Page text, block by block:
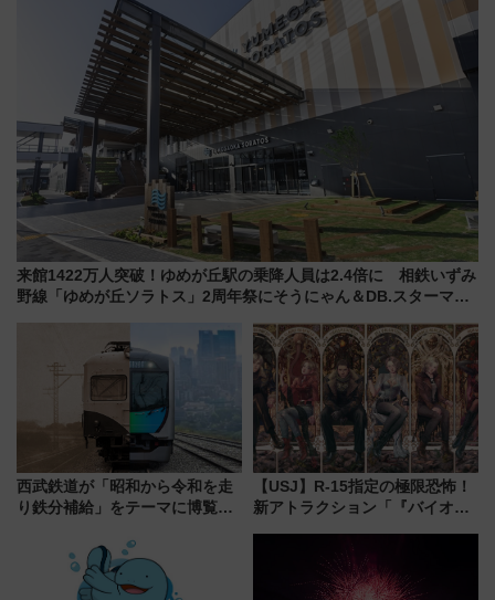
来館1422万人突破！ゆめが丘駅の乗降人員は2.4倍に 相鉄いずみ
野線「ゆめが丘ソラトス」2周年祭にそうにゃん＆DB.スターマン
西武鉄道が「昭和から令和を走
り鉄分補給」をテーマに博覧会
14日から 新車両「トキイロ」体
験ブースも アクセスや申込方法
【USJ】R-15指定の極限恐怖！
新アトラクション「『バイオハ
ブ」今秋登場 ―予測不能の恐
怖に泣き叫べ―